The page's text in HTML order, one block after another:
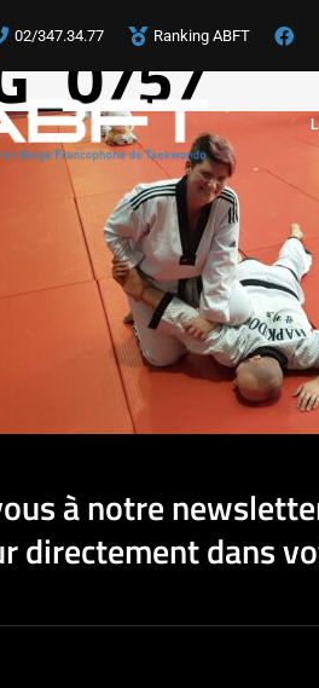
02/347.34.77 Ranking ABFT
à notre
directement dans